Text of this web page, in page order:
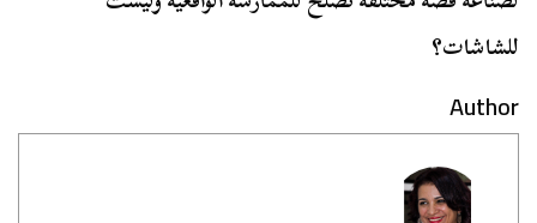
للشاشات؟
Author